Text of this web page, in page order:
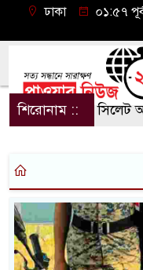
ঢাকা
০১:৫৭
শিরোনাম :: সিলেট